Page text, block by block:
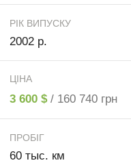
РІК ВИПУСКУ
2002 р.
ЦІНА
3 600 $ / 160 740 грн
ПРОБІГ
60 тыс. км